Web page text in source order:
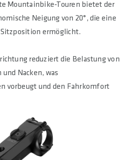
Mountainbike-Touren bietet der
Neigung von 20°, die eine
ermöglicht.
reduziert die Belastung von
Nacken, was
vorbeugt und den Fahrkomfort